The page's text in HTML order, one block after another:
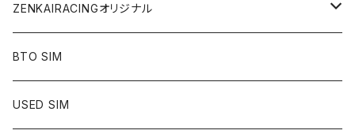
アクセサリー
シフター
ZENKAIRACINGオリジナル
mod／デジタルコンテンツ
シート
BTO SIM
USED SIM